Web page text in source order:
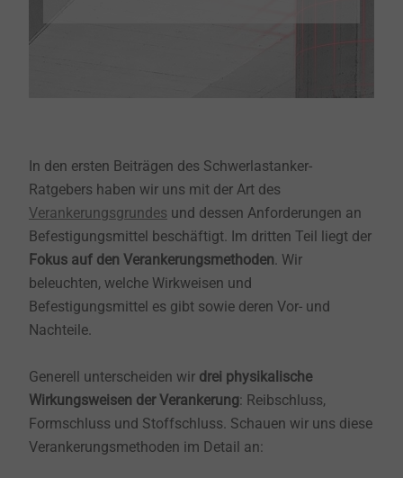
In den ersten Beiträgen des Schwerlastanker-
Ratgebers haben wir uns mit der Art des
Verankerungsgrundes und dessen Anforderungen an
Befestigungsmittel beschäftigt. Im dritten Teil liegt der
Fokus auf den Verankerungsmethoden. Wir
beleuchten, welche Wirkweisen und
Befestigungsmittel es gibt sowie deren Vor- und
Nachteile.
Generell unterscheiden wir drei physikalische
Wirkungsweisen der Verankerung: Reibschluss,
Formschluss und Stoffschluss. Schauen wir uns diese
Verankerungsmethoden im Detail an: